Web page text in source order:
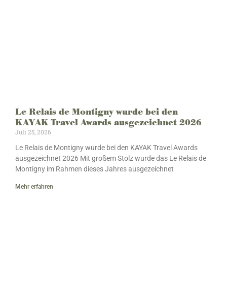
Le Relais de Montigny wurde bei den
KAYAK Travel Awards ausgezeichnet 2026
Juli 25, 2026
Le Relais de Montigny wurde bei den KAYAK Travel Awards
ausgezeichnet 2026 Mit großem Stolz wurde das Le Relais de
Montigny im Rahmen dieses Jahres ausgezeichnet
Mehr erfahren